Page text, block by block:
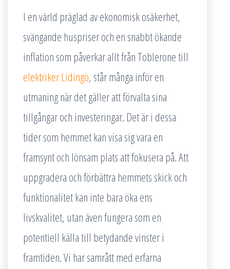
I en värld präglad av ekonomisk osäkerhet,
svängande huspriser och en snabbt ökande
inflation som påverkar allt från Toblerone till
elektriker Lidingö, står många inför en
utmaning när det gäller att förvalta sina
tillgångar och investeringar. Det är i dessa
tider som hemmet kan visa sig vara en
framsynt och lönsam plats att fokusera på. Att
uppgradera och förbättra hemmets skick och
funktionalitet kan inte bara öka ens
livskvalitet, utan även fungera som en
potentiell källa till betydande vinster i
framtiden. Vi har samrått med erfarna